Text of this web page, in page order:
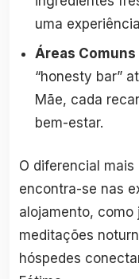
uma
Áreas
“honesty bar”
Mãe, cada
bem-estar.
O diferencial
encontra-se nas
alojamento,
meditações
hóspedes